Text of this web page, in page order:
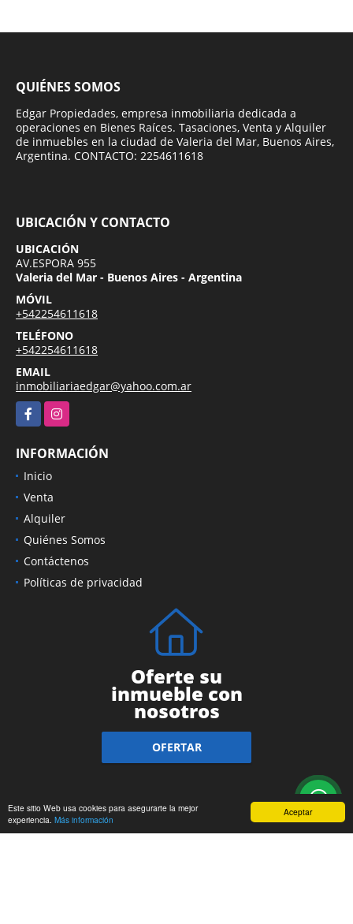
Aceptar
Este sitio Web usa cookies para asegurarte la mejor
experiencia. Más información
QUIÉNES SOMOS
Edgar Propiedades, empresa inmobiliaria dedicada a
operaciones en Bienes Raíces. Tasaciones, Venta y Alquiler
de inmuebles en la ciudad de Valeria del Mar, Buenos Aires,
Argentina. CONTACTO: 2254611618
UBICACIÓN Y CONTACTO
UBICACIÓN
AV.ESPORA 955
Valeria del Mar - Buenos Aires - Argentina
MÓVIL
+542254611618
TELÉFONO
+542254611618
EMAIL
inmobiliariaedgar@yahoo.com.ar
FacebookInstagram
INFORMACIÓN
Inicio
Venta
Alquiler
Quiénes Somos
Contáctenos
Políticas de privacidad
Oferte su
inmueble con
nosotros
OFERTAR
Powered by:wasi.co